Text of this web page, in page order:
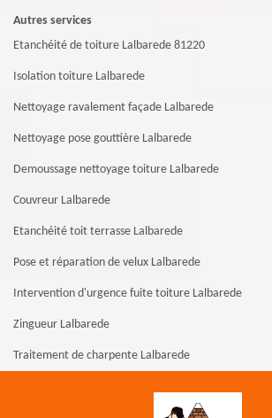
Autres services
Etanchéité de toiture Lalbarede 81220
Isolation toiture Lalbarede
Nettoyage ravalement façade Lalbarede
Nettoyage pose gouttière Lalbarede
Demoussage nettoyage toiture Lalbarede
Couvreur Lalbarede
Etanchéité toit terrasse Lalbarede
Pose et réparation de velux Lalbarede
Intervention d'urgence fuite toiture Lalbarede
Zingueur Lalbarede
Traitement de charpente Lalbarede